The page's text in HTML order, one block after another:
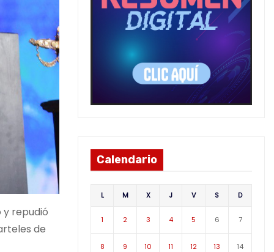
y repudió
de
Calendario
L M X J V S D
1 2 3 4 5 6 7
8 9 10 11 12 13 14